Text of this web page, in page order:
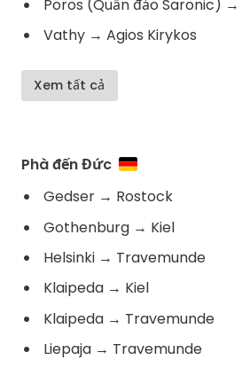
Poros (Quần đảo Saronic) →
Vathy → Agios Kirykos
Xem tất cả
Phà đến Đức
Gedser → Rostock
Gothenburg → Kiel
Helsinki → Travemunde
Klaipeda → Kiel
Klaipeda → Travemunde
Liepaja → Travemunde